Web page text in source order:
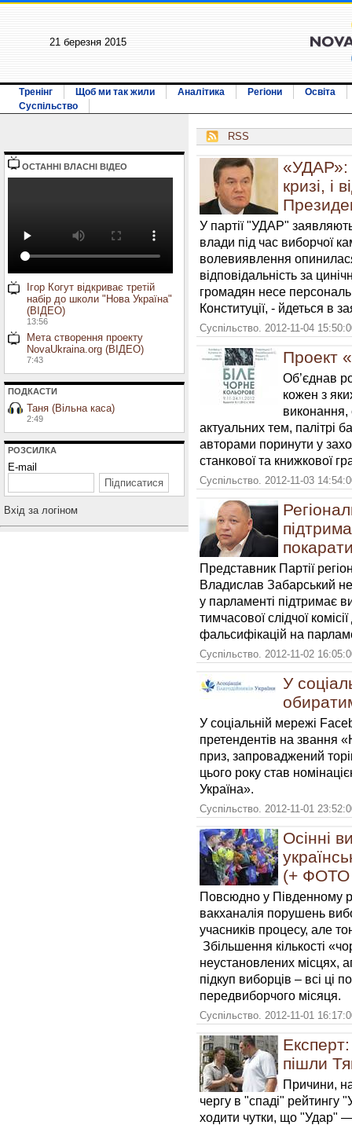
21 березня 2015
Тренінг Щоб ми так жили Аналітика Регіони
Освіта
Суспільство
ОСТАННI ВЛАСНI ВIДЕО
Ігор Когут відкриває третій
набір до школи "Нова Україна"
(ВІДЕО)
13:56
Мета створення проекту
NovaUkraina.org (ВІДЕО)
7:43
ПОДКАСТИ
Таня (Вільна каса)
2:49
РОЗСИЛКА
E-mail
Вхiд за логiном
RSS
«УДАР»:
кризі, і
У партії "УДАР"
влади під час виборчої
волевиявлення опинилася
відповідальність за
громадян несе
Конституції, - йдеться в
Суспільство. 2012-11-04
Проект
Об’єднав
кожен з
виконання,
актуальних тем, палітрі
авторами поринути у
станкової та книжкової
Суспільство. 2012-11-03
Представник Партії
Владислав Забарський
у парламенті підтримає
тимчасової слідчої
фальсифікацій на
Суспільство. 2012-11-02
У
У соціальній мережі
претендентів на звання
приз, запроваджений
цього року став
Україна».
Суспільство. 2012-11-01
Осінні
(+ ФОТО
Повсюдно у Південному
вакханалія порушень
учасників процесу, але
Збільшення кількості
неустановлених місцях,
підкуп виборців – всі ці
передвиборчого місяця.
Суспільство. 2012-11-01
пішли
Причини,
чергу в "спаді" рейтингу
ходити чутки, що "Удар"